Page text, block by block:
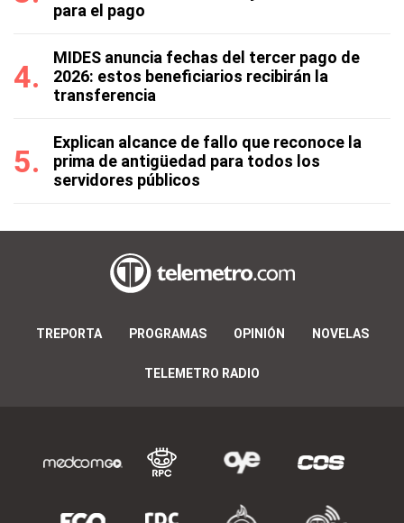
para el pago
MIDES anuncia fechas del tercer pago de
2026: estos beneficiarios recibirán la
transferencia
Explican alcance de fallo que reconoce la
prima de antigüedad para todos los
servidores públicos
TREPORTA PROGRAMAS OPINIÓN NOVELAS
TELEMETRO RADIO